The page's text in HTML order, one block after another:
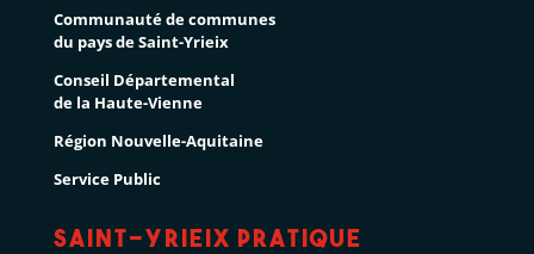
Communauté de communes
du pays de Saint-Yrieix
Conseil Départemental
de la Haute-Vienne
Région Nouvelle-Aquitaine
Service Public
Saint-Yrieix pratique